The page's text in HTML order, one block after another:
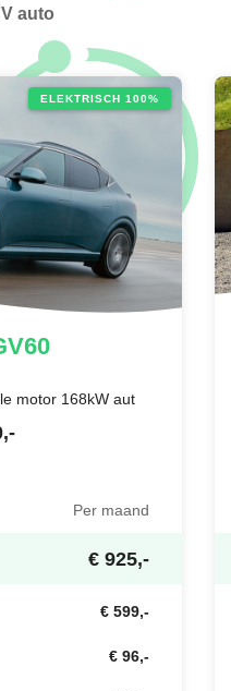
auto
ELEKTRISCH 100%
motor 168kW aut
,-
Per maand
€ 925,-
€ 599,-
€ 96,-